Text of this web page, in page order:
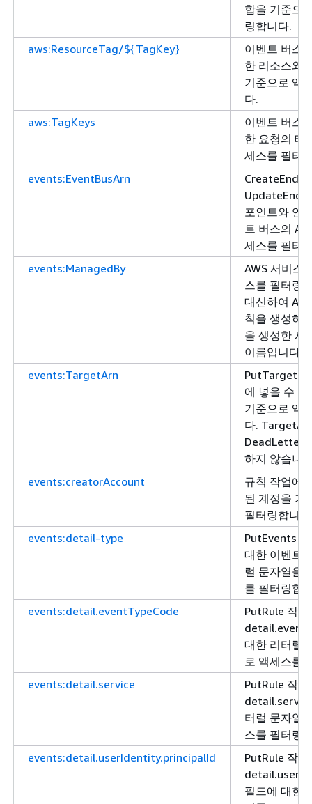
합을 기준으
링합니다.
aws:ResourceTag/${TagKey}
이벤트 버스
한 리소스와
기준으로 액
다.
aws:TagKeys
이벤트 버스
한 요청의 태
세스를 필터
events:EventBusArn
포인트와 연
트 버스의
세스를 필터
events:ManagedBy
AWS 서비스
스를 필터링
대신하여
칙을 생성하
을 생성한 서
이름입니다.
events:TargetArn
PutTargets
에 넣을 수
기준으로 액
다.
하지 않습니
events:creatorAccount
규칙 작업에
된 계정을 기
필터링합니
events:detail-type
PutEvents
대한 이벤트
럴 문자열을
를 필터링합
events:detail.eventTypeCode
PutRule 작
대한 리터럴
로 액세스를
events:detail.service
PutRule 작
터럴 문자열
스를 필터링
events:detail.userIdentity.principalId
PutRule 작
필드에 대한